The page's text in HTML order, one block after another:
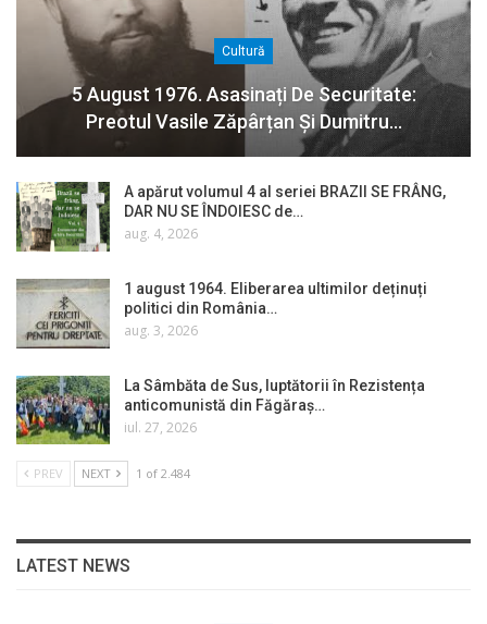
Cultură
5 August 1976. Asasinați De Securitate:
Preotul Vasile Zăpârțan Și Dumitru…
A apărut volumul 4 al seriei BRAZII SE FRÂNG,
DAR NU SE ÎNDOIESC de…
aug. 4, 2026
1 august 1964. Eliberarea ultimilor deținuți
politici din România…
aug. 3, 2026
La Sâmbăta de Sus, luptătorii în Rezistența
anticomunistă din Făgăraș…
iul. 27, 2026
PREV NEXT 1 of 2.484
LATEST NEWS